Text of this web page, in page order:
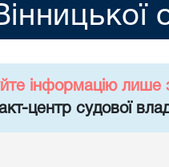
інформацію лише
центр судової